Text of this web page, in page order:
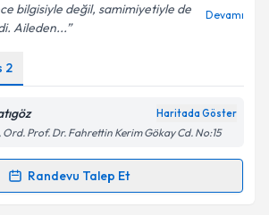
işlenmesine ilişkin
ve kişisel verilerimin belirtilen
işlenmesini kabul ediyorum.
Takvim Talebini Gönder
bilgisiyle değil, samimiyetiyle de
Aileden...
Devamı
2
Haritada Göster
Prof. Dr. Fahrettin Kerim Gökay Cd. No:15
Randevu Talep Et
Talebi